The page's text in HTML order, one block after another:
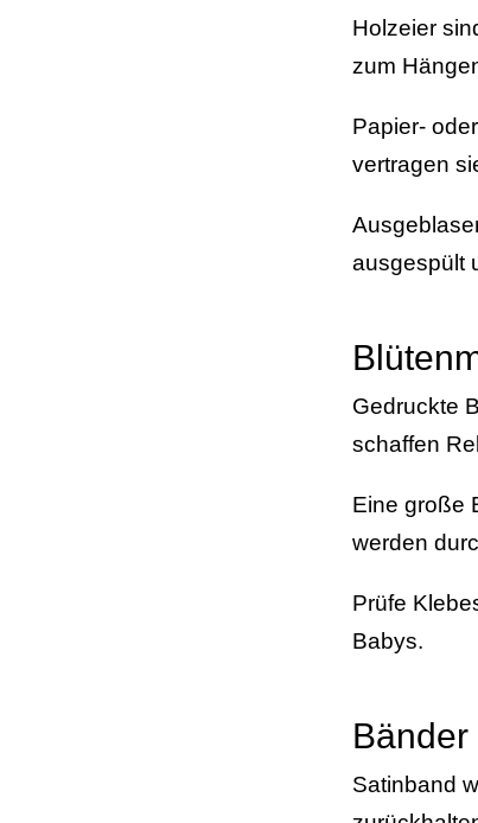
Holzeier
zum
Papier-
vertragen
ausgespült
Gedruckte
schaffen
Eine große
werden
Prüfe
Babys.
Bänder
Satinband